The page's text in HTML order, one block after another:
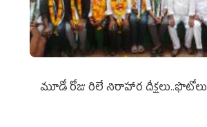
మూడో రోజు రిలే నిరాహార దీక్షలు..ఫొటోలు